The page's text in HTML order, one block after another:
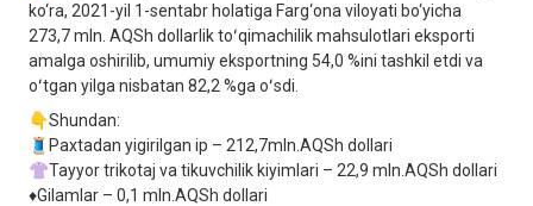
ko‘ra, 2021-yil 1-sentabr holatiga Farg‘ona viloyati bo‘yicha
273,7 mln. AQSh dollarlik toʻqimachilik mahsulotlari eksporti
amalga oshirilib, umumiy eksportning 54,0 %ini tashkil etdi va
oʻtgan yilga nisbatan 82,2 %ga oʻsdi.
👇Shundan:
🧵Paxtadan yigirilgan ip – 212,7mln.AQSh dollari
👚Tayyor trikotaj va tikuvchilik kiyimlari – 22,9 mln.AQSh dollari
♦️Gilamlar – 0,1 mln.AQSh dollari